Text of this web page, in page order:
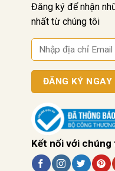
Đăng ký để nhận
nhất từ chúng tôi
Kết nối với chúng